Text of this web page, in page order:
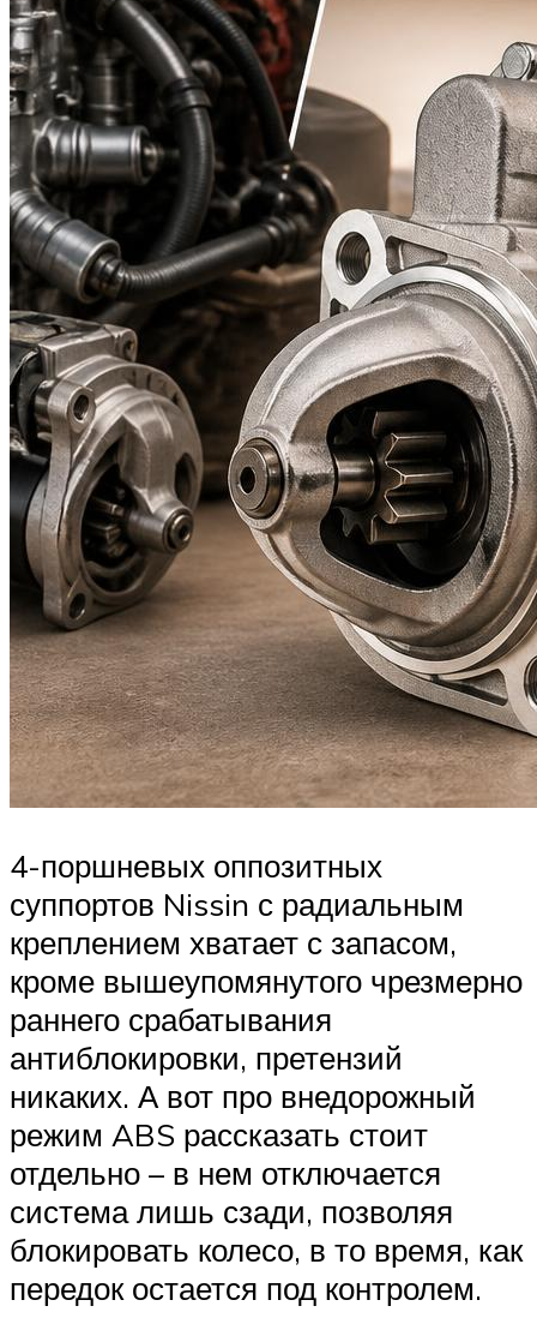
4-поршневых оппозитных
суппортов Nissin с радиальным
креплением хватает с запасом,
кроме вышеупомянутого чрезмерно
раннего срабатывания
антиблокировки, претензий
никаких. А вот про внедорожный
режим ABS рассказать стоит
отдельно – в нем отключается
система лишь сзади, позволяя
блокировать колесо, в то время, как
передок остается под контролем.